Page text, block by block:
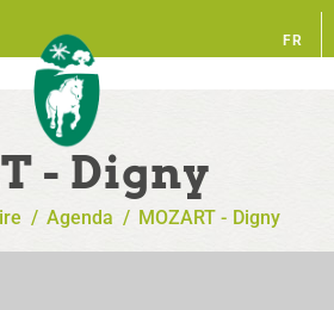
FR
- Digny
/ Agenda / MOZART - Digny